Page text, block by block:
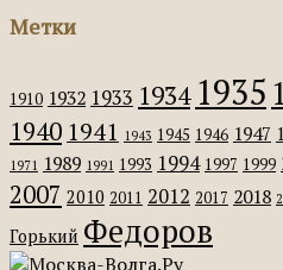
Метки
1910 1932 1933 1934 1935
1940 1941 1943 1945 1946 1947
1971 1989 1991 1993 1994 1997 1999
2007 2010 2011 2012 2017 2018
Горький Федоров